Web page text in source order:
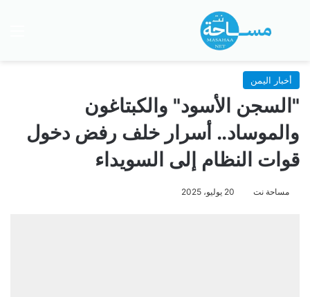
بحث عن
أخبار اليمن
"السجن الأسود" والكبتاغون
والموساد.. أسرار خلف رفض دخول
قوات النظام إلى السويداء
مساحة نت 20 يوليو، 2025